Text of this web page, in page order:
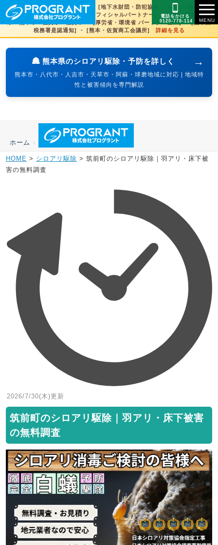
[文化財虫菌害研究所 賛助会員] ・ [地下水財団・防犯協会・スポーツ協会×3県
賛助] ・ [火の国サラマンダーズオフィシャルパートナー] ・ [SDGs登録] 熊本
県・熊本市・佐賀県・佐賀市 ・ [厚労省・環境省 パートナー企業] ・ [熊本西
税務署是認通知] ・ [熊本・佐賀商工会議所] 詳細を見る
→
🏯 熊本県のシロアリ駆除・予防を詳しく
熊本市・八代市・人吉市・天草市・阿蘇・球磨地域に対応 | 地域特
性と被害傾向を専門解説
電話をかける
0120-778-114
ホーム ›
HOME > シロアリ駆除 > 筑前町のシロアリ駆除｜羽アリ・床下被
害の無料調査
2026/7/30(木)更新
筑前町のシロアリ駆除｜羽アリ・床下被害
の無料調査